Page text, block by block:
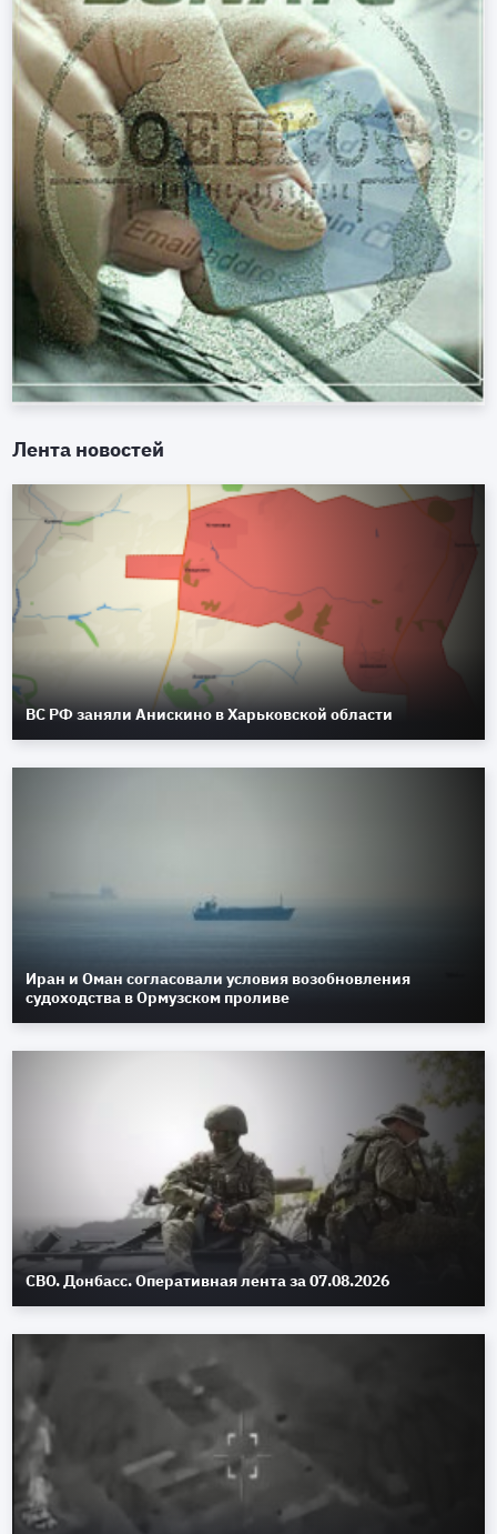
Лента новостей
ВС РФ заняли Анискино в Харьковской области
Иран и Оман согласовали условия возобновления
судоходства в Ормузском проливе
СВО. Донбасс. Оперативная лента за 07.08.2026